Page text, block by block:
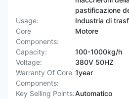
pastificazione
Usage:
Industria di
Core
Components:
Motore
Capacity:
100-1000kg/h
Voltage:
380V 50HZ
Warranty Of Core
Components:
1year
Key Selling Points:Automatico